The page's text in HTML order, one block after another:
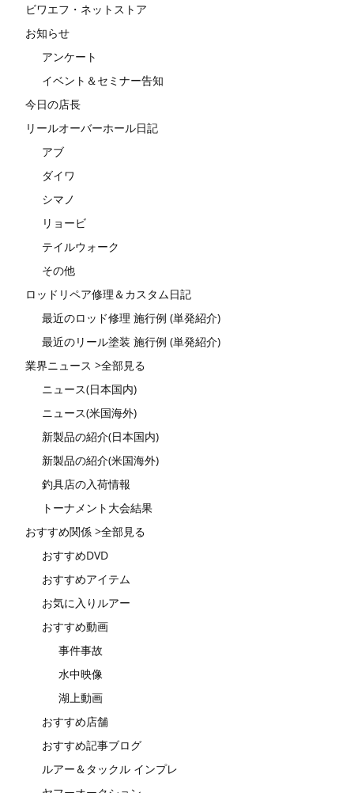
ビワエフ・ネットストア
お知らせ
アンケート
イベント＆セミナー告知
今日の店長
リールオーバーホール日記
アブ
ダイワ
シマノ
リョービ
テイルウォーク
その他
ロッドリペア修理＆カスタム日記
最近のロッド修理 施行例 (単発紹介)
最近のリール塗装 施行例 (単発紹介)
業界ニュース >全部見る
ニュース(日本国内)
ニュース(米国海外)
新製品の紹介(日本国内)
新製品の紹介(米国海外)
釣具店の入荷情報
トーナメント大会結果
おすすめ関係 >全部見る
おすすめDVD
おすすめアイテム
お気に入りルアー
おすすめ動画
事件事故
水中映像
湖上動画
おすすめ店舗
おすすめ記事ブログ
ルアー＆タックル インプレ